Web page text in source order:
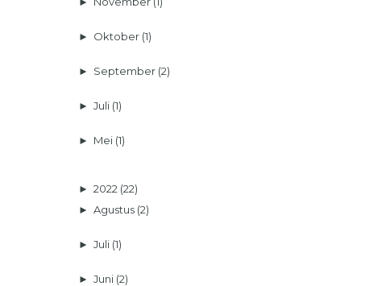
► Oktober (1)
► September (2)
► Juli (1)
► Mei (1)
► 2022 (22)
► Agustus (2)
► Juli (1)
► Juni (2)